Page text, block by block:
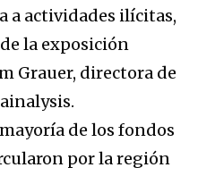
a actividades ilícitas,
la exposición
Grauer, directora de
de los fondos
por la región